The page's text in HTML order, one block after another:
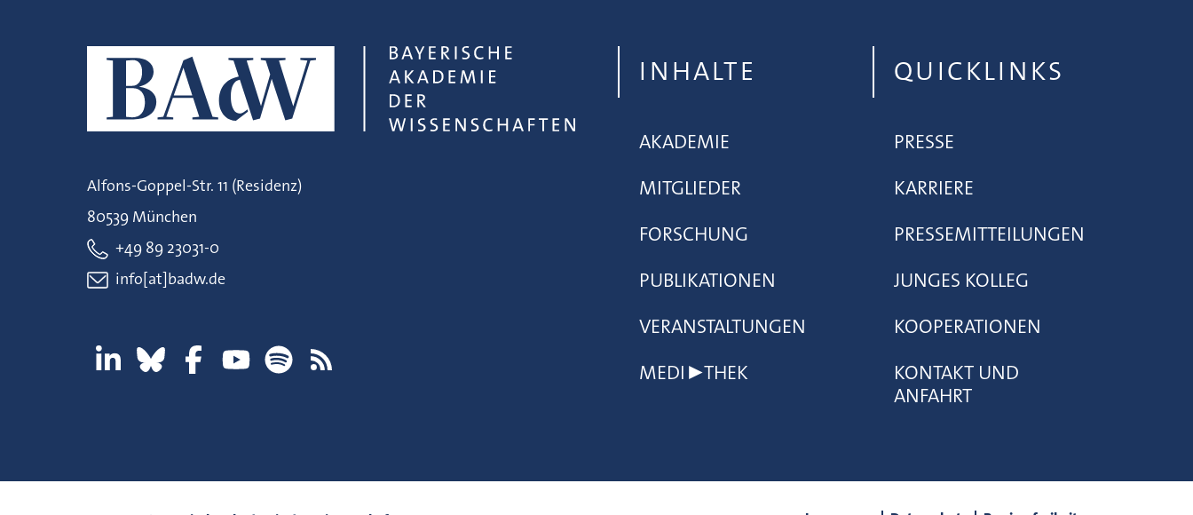
Alfons-Goppel-Str. 11 (Residenz)
80539 München
+49 89 23031-0
info[at]badw.de
INHALTE
AKADEMIE
MITGLIEDER
FORSCHUNG
PUBLIKATIONEN
VERANSTALTUNGEN
MEDI▶THEK
QUICKLINKS
PRESSE
KARRIERE
PRESSEMITTEILUNGEN
JUNGES KOLLEG
KOOPERATIONEN
KONTAKT UND
ANFAHRT